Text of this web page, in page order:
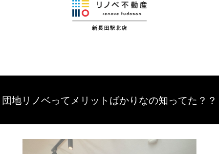
団地リノベってメリットばかりなの知ってた？？